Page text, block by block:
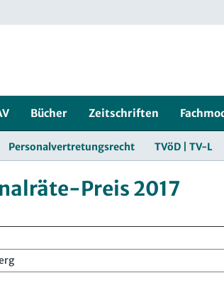
Bücher Zeitschriften
Personalvertretungsrecht TVöD | TV-L
Preis 2017